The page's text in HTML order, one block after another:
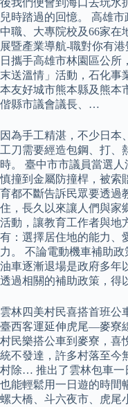
後我們便會到海口去玩水
兒時踏過的回憶。 高雄
中職、大專院校及66家在
展暨產業導航-職對你有
日攜手高雄市林園區公所
末送溫情」活動，石化事
本友好城市熊本縣及熊本
偕縣市議會議長、…
因為手工精湛，不少日本
工刀需要經造包鋼、打、
時。 臺中市市議員當選
慎撞到金屬防撞桿，被索
育都不斷告訴民眾要透過
住，長久以來讓人們與家
活動，讓教育工作者與地
有：選擇居住地的能力、
力。 不論電動機車補助
油車逐漸退場是政府多年
透過相關的補助政策，得
雲林四美村民喜搭首班公
臺西客運延伸虎尾—麥寮
村民樂搭公車到麥寮，喜
統不發達，許多村落至今
村除… 推出了雲林包車一
也能輕鬆用一日遊的時間
螺大橋、斗六夜市、虎尾